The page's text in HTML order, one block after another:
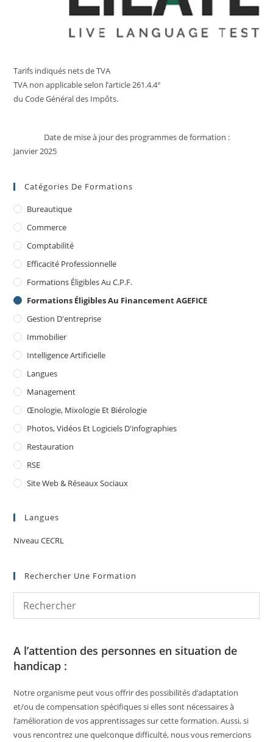
Tarifs indiqués nets de TVA
TVA non applicable selon l’article 261.4.4°
du Code Général des Impôts.
Date de mise à jour des programmes de formation :
Janvier 2025
Catégories De Formations
Bureautique
Commerce
Comptabilité
Efficacité Professionnelle
Formations Éligibles Au C.P.F.
Formations Éligibles Au Financement AGEFICE
Gestion D'entreprise
Immobilier
Intelligence Artificielle
Langues
Management
Œnologie, Mixologie Et Biérologie
Photos, Vidéos Et Logiciels D'infographies
Restauration
RSE
Site Web & Réseaux Sociaux
Langues
Niveau CECRL
Rechercher Une Formation
A l’attention des personnes en situation de
handicap :
Notre organisme peut vous offrir des possibilités d’adaptation
et/ou de compensation spécifiques si elles sont nécessaires à
l’amélioration de vos apprentissages sur cette formation. Aussi, si
vous rencontrez une quelconque difficulté, nous vous remercions